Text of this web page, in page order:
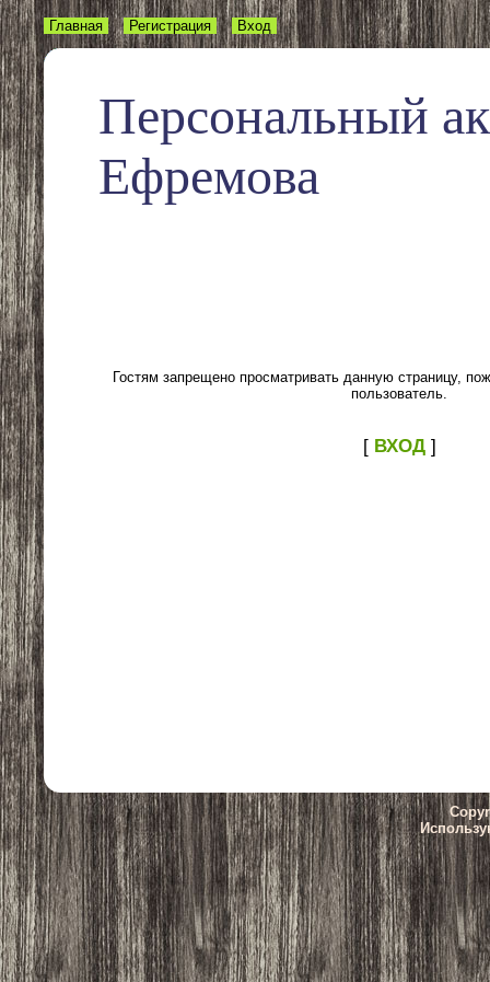
Персональный
Ефремова
Главная Регистрация Вход
Гостям запрещено просматривать данную страницу,
пользователь.
[ ВХОД]